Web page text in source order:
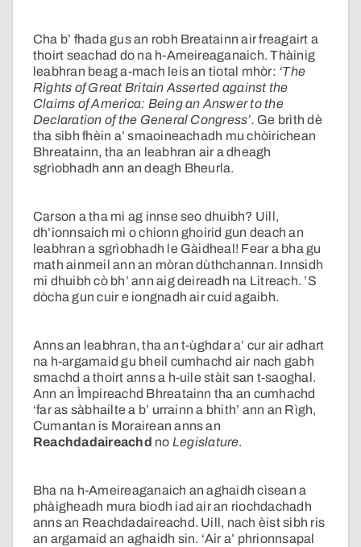
Cha b’ fhada gus an robh Breatainn air freagairt a
thoirt seachad do na h-Ameireaganaich. Thàinig
leabhran beag a-mach leis an tiotal mhòr: ‘The
Rights of Great Britain Asserted against the
Claims of America: Being an Answer to the
Declaration of the General Congress’. Ge brìth dè
tha sibh fhèin a’ smaoineachadh mu chòirichean
Bhreatainn, tha an leabhran air a dheagh
sgrìobhadh ann an deagh Bheurla.
Carson a tha mi ag innse seo dhuibh? Uill,
dh’ionnsaich mi o chionn ghoirid gun deach an
leabhran a sgrìobhadh le Gàidheal! Fear a bha gu
math ainmeil ann an mòran dùthchannan. Innsidh
mi dhuibh cò bh’ ann aig deireadh na Litreach. ’S
dòcha gun cuir e iongnadh air cuid agaibh.
Anns an leabhran, tha an t-ùghdar a’ cur air adhart
na h-argamaid gu bheil cumhachd air nach gabh
smachd a thoirt anns a h-uile stàit san t-saoghal.
Ann an Ìmpireachd Bhreatainn tha an cumhachd
‘far as sàbhailte a b’ urrainn a bhith’ ann an Rìgh,
Cumantan is Morairean anns an
Reachdadaireachd no Legislature.
Bha na h-Ameireaganaich an aghaidh cìsean a
phàigheadh mura biodh iad air an riochdachadh
anns an Reachdadaireachd. Uill, nach èist sibh ris
an argamaid an aghaidh sin. ‘Air a’ phrionnsapal